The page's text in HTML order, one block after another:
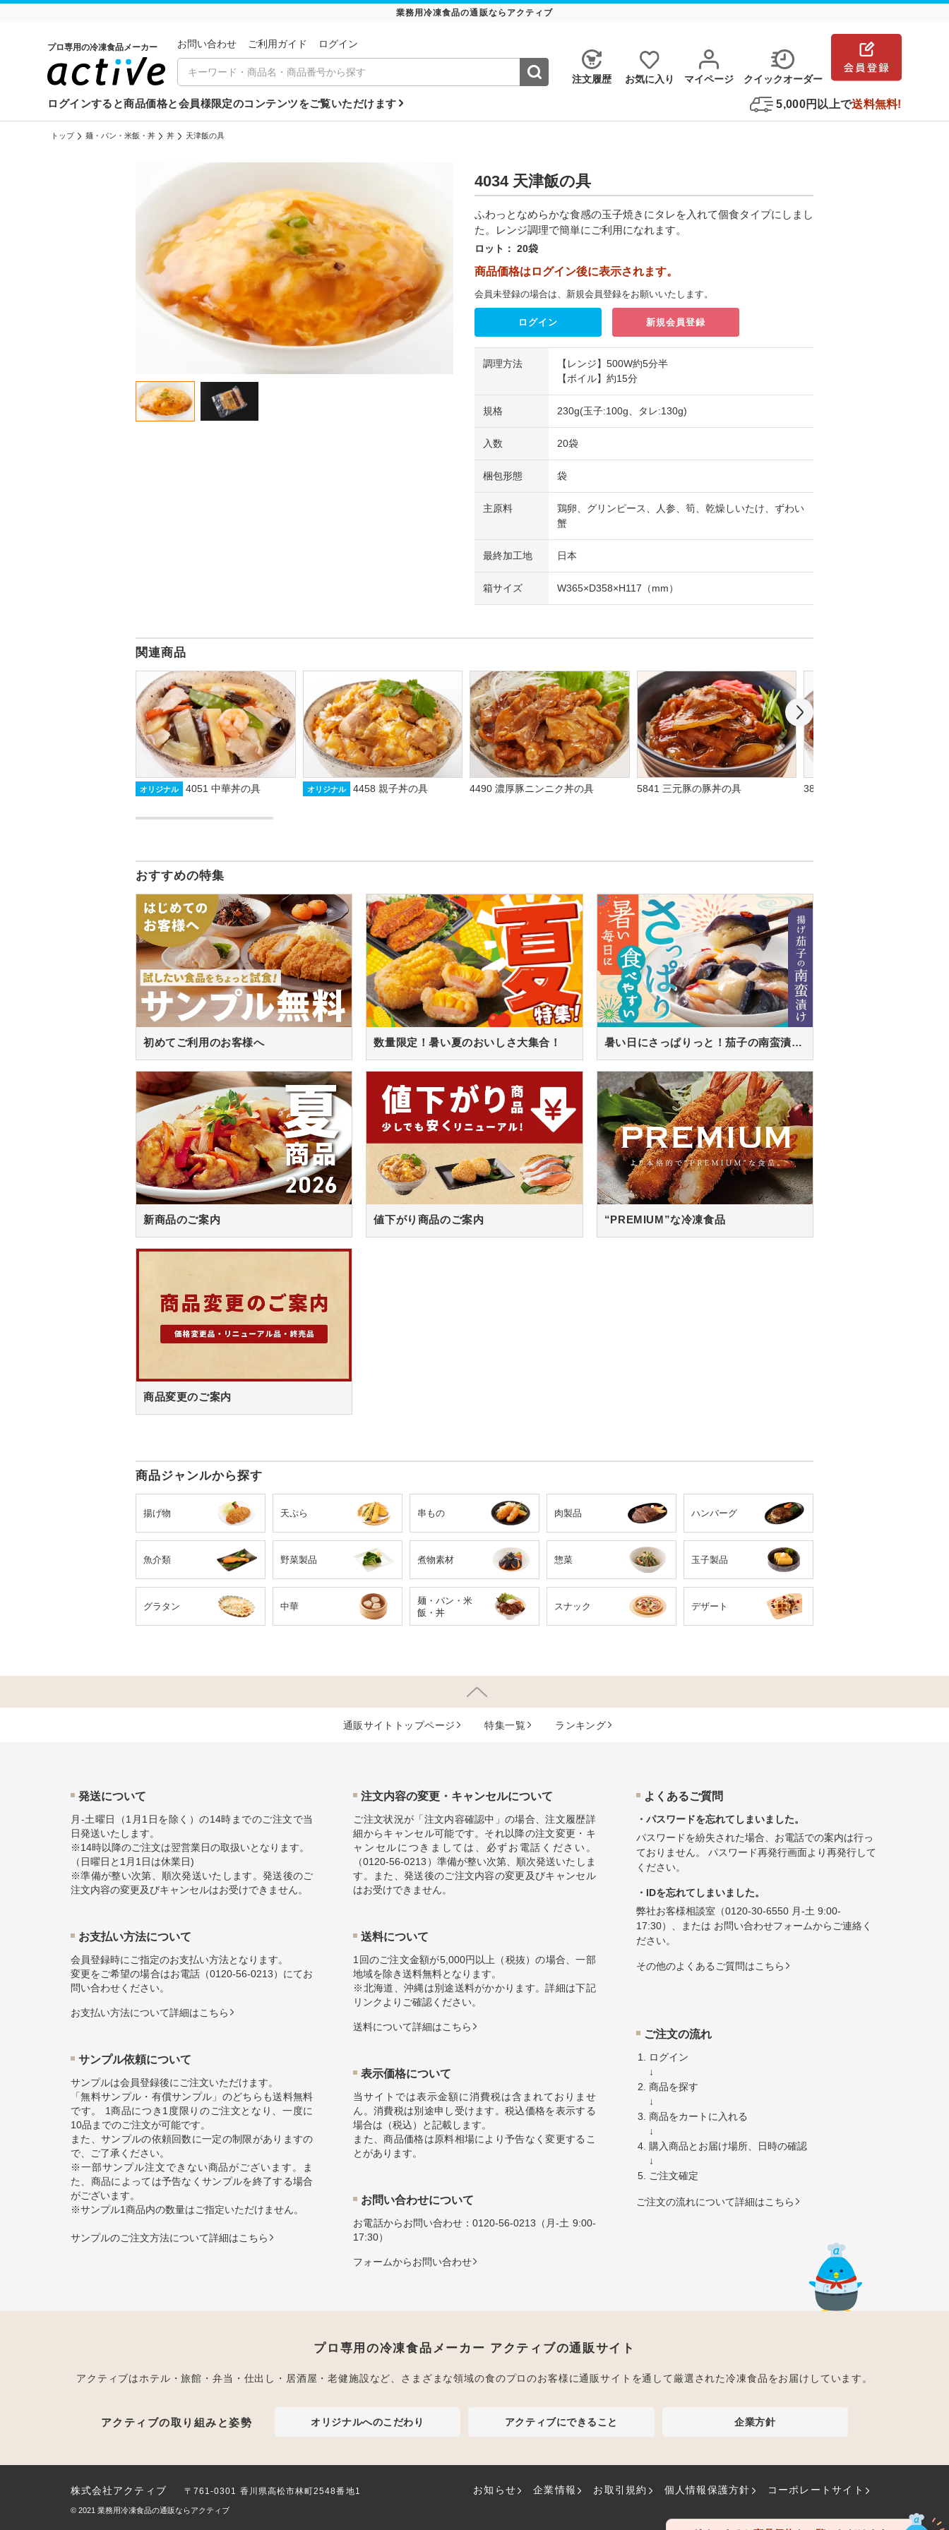
業務用冷凍食品の通販ならアクティブ
プロ専用の冷凍食品メーカー お問い合わせ ご利⽤ガイド ログイン
注⽂履歴 お気に⼊り マイページ クイックオーダー
ログインすると商品価格と会員様限定のコンテンツをご覧いただけます 5,000円以上で送料無料!
トップ 麺・パン・米飯・丼 丼 天津飯の具
4034 天津飯の具
ふわっとなめらかな食感の玉子焼きにタレを入れて個食タイプにしまし
た。レンジ調理で簡単にご利用になれます。
ロット： 20袋
商品価格はログイン後に表示されます。
会員未登録の場合は、新規会員登録をお願いいたします。
ログイン 新規会員登録
調理方法
【レンジ】500W約5分半
【ボイル】約15分
規格 230g(玉子:100g、タレ:130g)
入数 20袋
梱包形態 袋
主原料
鶏卵、グリンピース、人参、筍、乾燥しいたけ、ずわい
蟹
最終加工地 日本
箱サイズ W365×D358×H117（mm）
関連商品
オリジナル 4051 中華丼の具 オリジナル 4458 親子丼の具 4490 濃厚豚ニンニク丼の具 5841 三元豚の豚丼の具 3834 炭火焼鳥丼の具(たれ味)
おすすめの特集
初めてご利用のお客様へ 数量限定！暑い夏のおいしさ大集合！ 暑い日にさっぱりっと！茄子の南蛮漬け！
新商品のご案内 値下がり商品のご案内 “PREMIUM”な冷凍食品
商品変更のご案内
商品ジャンルから探す
揚げ物 天ぷら 串もの 肉製品 ハンバーグ
魚介類 野菜製品 煮物素材 惣菜 玉子製品
グラタン 中華
麺・パン・米
飯・丼
スナック デザート
通販サイトトップページ 特集⼀覧 ランキング
発送について
月-土曜日（1月1日を除く）の14時までのご注文で当
日発送いたします。
※14時以降のご注文は翌営業日の取扱いとなります。
（日曜日と1月1日は休業日)
※準備が整い次第、順次発送いたします。発送後のご
注文内容の変更及びキャンセルはお受けできません。
お⽀払い⽅法について
会員登録時にご指定のお支払い方法となります。
変更をご希望の場合はお電話（0120-56-0213）にてお
問い合わせください。
お⽀払い⽅法について詳細はこちら
サンプル依頼について
サンプルは会員登録後にご注文いただけます。
「無料サンプル・有償サンプル」のどちらも送料無料
です。 1商品につき1度限りのご注文となり、一度に
10品までのご注文が可能です。
また、サンプルの依頼回数に一定の制限がありますの
で、ご了承ください。
※一部サンプル注文できない商品がございます。ま
た、商品によっては予告なくサンプルを終了する場合
がございます。
※サンプル1商品内の数量はご指定いただけません。
サンプルのご注文方法について詳細はこちら
注⽂内容の変更・キャンセルについて
ご注文状況が「注文内容確認中」の場合、注文履歴詳
細からキャンセル可能です。それ以降の注文変更・キ
ャンセルにつきましては、必ずお電話ください。
（0120-56-0213 ）準備が整い次第、順次発送いたしま
す。また、発送後のご注文内容の変更及びキャンセル
はお受けできません。
送料について
1回のご注文金額が5,000円以上（税抜）の場合、一部
地域を除き送料無料となります。
※北海道、沖縄は別途送料がかかります。詳細は下記
リンクよりご確認ください。
送料について詳細はこちら
表示価格について
当サイトでは表示金額に消費税は含まれておりませ
ん。消費税は別途申し受けます。税込価格を表示する
場合は（税込）と記載します。
また、商品価格は原料相場により予告なく変更するこ
とがあります。
お問い合わせについて
お電話からお問い合わせ：0120-56-0213 （月-土 9:00-
17:30）
フォームからお問い合わせ
よくあるご質問
・パスワードを忘れてしまいました。
パスワードを紛失された場合、お電話での案内は行っ
ておりません。 パスワード再発行画面より再発行して
ください。
・IDを忘れてしまいました。
弊社お客様相談室（0120-30-6550月-土 9:00-
17:30）、または お問い合わせフォームからご連絡く
ださい。
その他のよくあるご質問はこちら
ご注文の流れ
ログイン
↓
商品を探す
↓
商品をカートに入れる
↓
購入商品とお届け場所、日時の確認
↓
ご注文確定
ご注文の流れについて詳細はこちら
プロ専用の冷凍食品メーカー アクティブの通販サイト
アクティブはホテル・旅館・弁当・仕出し・居酒屋・老健施設など、さまざまな領域の食のプロのお客様に通販サイトを通して厳選された冷凍食品をお届けしています。
アクティブの取り組みと姿勢 オリジナルへのこだわり アクティブにできること 企業方針
株式会社アクティブ 〒761-0301 香川県高松市林町2548番地1 お知らせ 企業情報 お取引規約 個人情報保護方針 コーポレートサイト
© 2021 業務用冷凍食品の通販ならアクティブ